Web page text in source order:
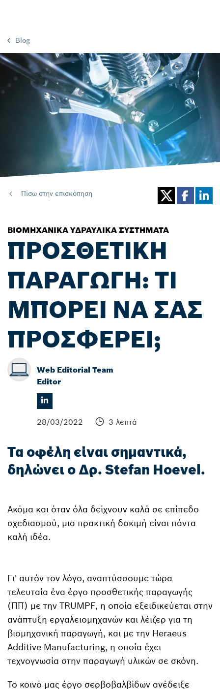
Blog
Πίσω στην επισκόπηση
ΒΙΟΜΗΧΑΝΙΚΆ ΥΔΡΑΥΛΙΚΆ ΣΥΣΤΉΜΑΤΑ
ΠΡΟΣΘΕΤΙΚΗ
ΠΑΡΑΓΩΓΗ: ΤΙ
ΜΠΟΡΕΙ ΝΑ ΣΑΣ
ΠΡΟΣΦΕΡΕΙ;
Web Editorial Team
Editor
28/03/2022 3 λεπτά
Τα οφέλη είναι σημαντικά,
δηλώνει ο Δρ. Stefan Hoevel.
Ακόμα και όταν όλα δείχνουν καλά σε επίπεδο
σχεδιασμού, μια πρακτική δοκιμή είναι πάντα
καλή ιδέα.
Γι' αυτόν τον λόγο, αναπτύσσουμε τώρα
τελευταία ένα έργο προσθετικής παραγωγής
(ΠΠ) με την TRUMPF, η οποία εξειδικεύεται στην
ανάπτυξη εργαλειομηχανών και λέιζερ για τη
βιομηχανική παραγωγή, και με την Heraeus
Additive Manufacturing, η οποία έχει
τεχνογνωσία στην παραγωγή υλικών σε σκόνη.
Το κοινό μας έργο σερβοβαλβίδων ανέδειξε